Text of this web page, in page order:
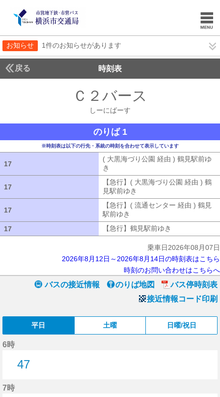
お知らせ 1件のお知らせがあります
戻る 時刻表
Ｃ２バース
しーにばーす
のりば 1
※時刻表は以下の行先・系統の時刻を合わせて表示しています
17
( 大黒海づり公園 経由 ) 鶴見駅前ゆ
き
17
【急行】( 大黒海づり公園 経由 ) 鶴
見駅前ゆき
17
【急行】( 流通センター 経由 ) 鶴見
駅前ゆき
17
【急行】鶴見駅前ゆき
乗車日2026年08月07日
2026年8月12日～2026年8月14日の時刻表はこちら
時刻のお問い合わせはこちらへ
バスの接近情報 のりば地図
バス停時刻表
接近情報コード印刷
平日 土曜 日曜/祝日
6時
47
7時